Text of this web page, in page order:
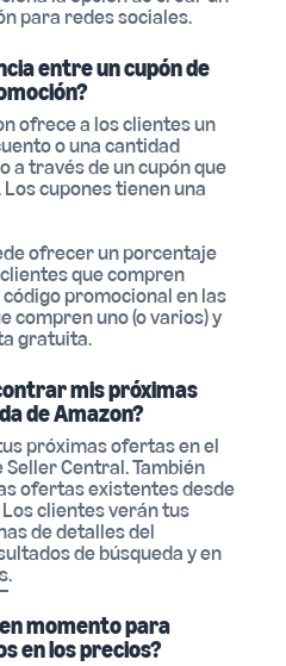
para redes sociales.
entre un cupón de
ofrece a los clientes un
o una cantidad
a través de un cupón que
cupones tienen una
ofrecer un porcentaje
que compren
promocional en las
compren uno (o varios) y
gratuita.
mis próximas
de Amazon?
próximas ofertas en el
Central. También
ofertas existentes desde
clientes verán tus
de detalles del
de búsqueda y en
.
momento para
en los precios?